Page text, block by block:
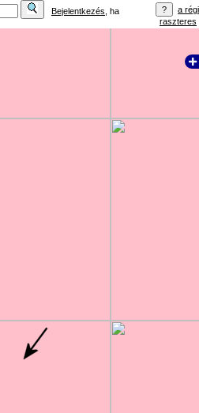
Bejelentkezés , ha
a régi
raszteres